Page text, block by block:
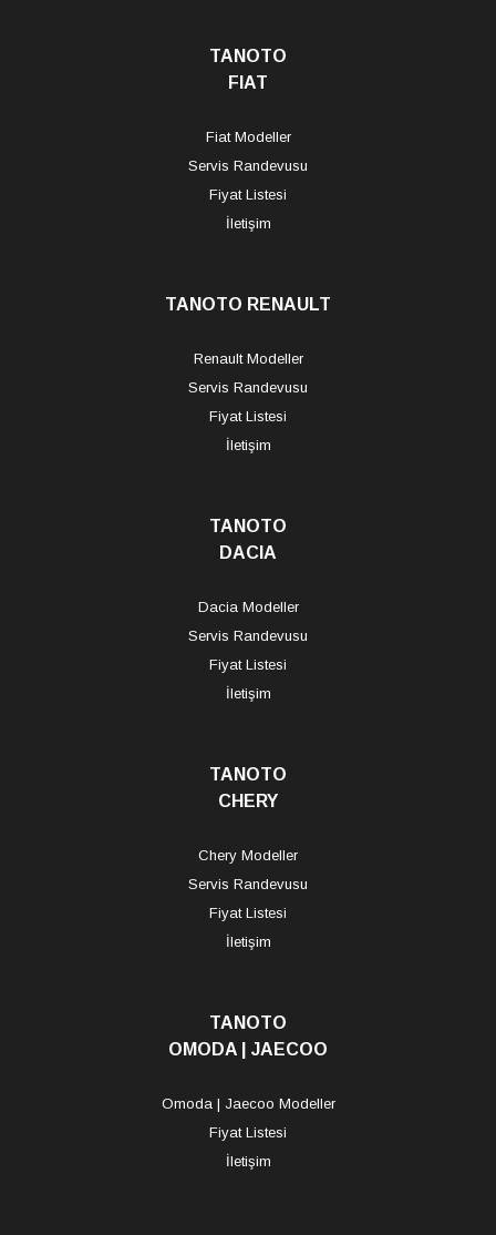
TANOTO
FIAT
Fiat Modeller
Servis Randevusu
Fiyat Listesi
İletişim
TANOTO RENAULT
Renault Modeller
Servis Randevusu
Fiyat Listesi
İletişim
TANOTO
DACIA
Dacia Modeller
Servis Randevusu
Fiyat Listesi
İletişim
TANOTO
CHERY
Chery Modeller
Servis Randevusu
Fiyat Listesi
İletişim
TANOTO
OMODA | JAECOO
Omoda | Jaecoo Modeller
Fiyat Listesi
İletişim